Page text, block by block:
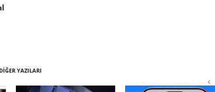
YAZILARI